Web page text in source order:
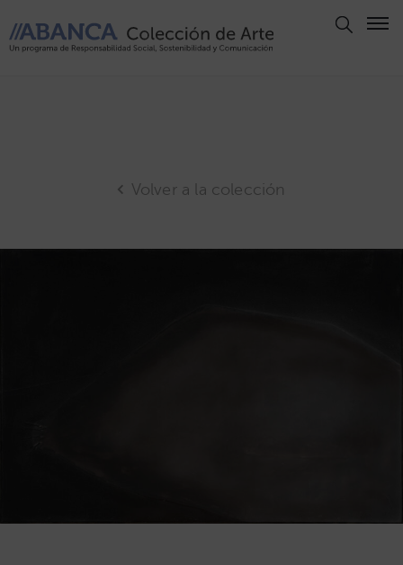
Volver a la colección
Cookies